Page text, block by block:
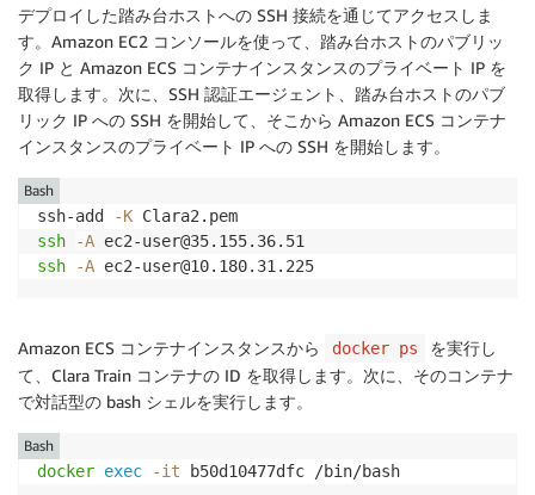
デプロイした踏み台ホストへの SSH 接続を通じてアクセスしま
す。Amazon EC2 コンソールを使って、踏み台ホストのパブリッ
ク IP と Amazon ECS コンテナインスタンスのプライベート IP を
取得します。次に、SSH 認証エージェント、踏み台ホストのパブ
リック IP への SSH を開始して、そこから Amazon ECS コンテナ
インスタンスのプライベート IP への SSH を開始します。
ssh-add -K
ssh
-A
ssh
-A ec2-user@10.180.31.225
Bash
Amazon ECS コンテナインスタンスから docker ps
を実行し
て、Clara Train コンテナの ID を取得します。次に、そのコンテナ
で対話型の bash シェルを実行します。
docker exec -it b50d10477dfc /bin/bash
Bash